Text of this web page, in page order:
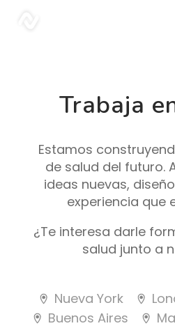
Trabaja
Estamos
de salud del futuro.
ideas nuevas,
experiencia que
¿Te interesa darle
salud junto a
Nueva York
Buenos Aires